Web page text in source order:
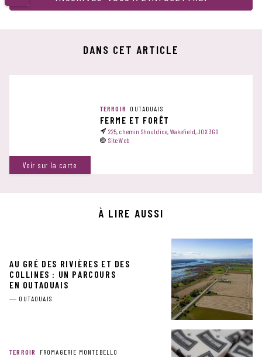
DANS CET ARTICLE
Voir sur la carte
TERROIR OUTAOUAIS
FERME ET FORÊT
225, chemin Shouldice, Wakefield, J0X 3G0
Site Web
À LIRE AUSSI
AU GRÉ DES RIVIÈRES ET DES
COLLINES : UN PARCOURS
EN OUTAOUAIS
OUTAOUAIS
TERROIR FROMAGERIE MONTEBELLO